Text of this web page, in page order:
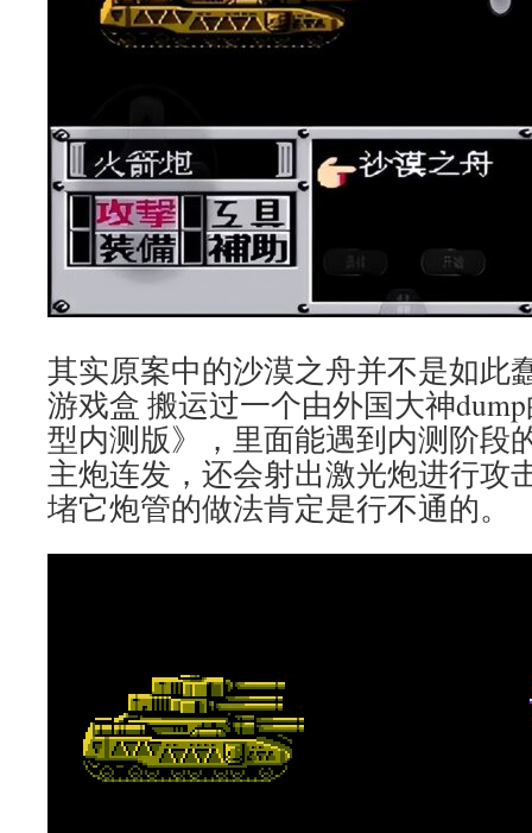
其实原案中的沙漠之舟并不是如此
游戏盒 搬运过一个由外国大神
型内测版》，里面能遇到内测阶段
主炮连发，还会射出激光炮进行攻
堵它炮管的做法肯定是行不通的。